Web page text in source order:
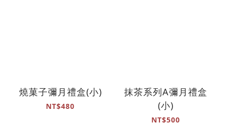
燒菓子彌月禮盒(小)
NT$480
抹茶系列A彌月禮盒
(小)
NT$500